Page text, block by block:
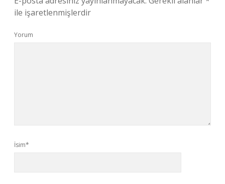
ile işaretlenmişlerdir
Yorum
İsim*